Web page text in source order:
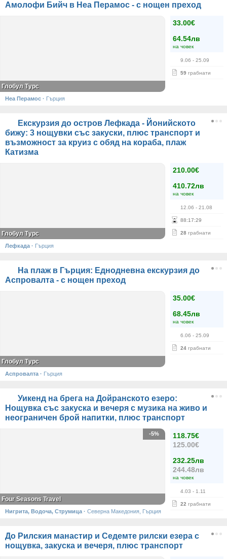
Амолофи Бийч в Неа Перамос - с нощен преход
33.00€
64.54лв
на човек
9.06 - 25.09
59 грабнати
Глобул Турс
Неа Перамос · Гърция
Екскурзия до остров Лефкада - Йонийското
бижу: 3 нощувки със закуски, плюс транспорт и
възможност за круиз с обяд на кораба, плаж
Катизма
210.00€
410.72лв
на човек
12.06 - 21.08
88:17:28
28 грабнати
Глобул Турс
Лефкада · Гърция
На плаж в Гърция: Еднодневна екскурзия до
Аспровалта - с нощен преход
35.00€
68.45лв
на човек
6.06 - 25.09
24 грабнати
Глобул Турс
Аспровалта · Гърция
Уикенд на брега на Дойранското езеро:
Нощувка със закуска и вечеря с музика на живо и
неограничен брой напитки, плюс транспорт
118.75€
125.00€
232.25лв
244.48лв
на човек
4.03 - 1.11
22 грабнати
-5%
Four Seasons Travel
Нигрита, Водоча, Струмица · Северна Македония, Гърция
До Рилския манастир и Седемте рилски езера с
нощувка, закуска и вечеря, плюс транспорт